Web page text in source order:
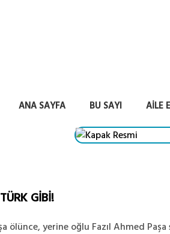
ANA SAYFA BU SAYI AILE
GİBİ!
ölünce, yerine oğlu Fazıl Ahmed